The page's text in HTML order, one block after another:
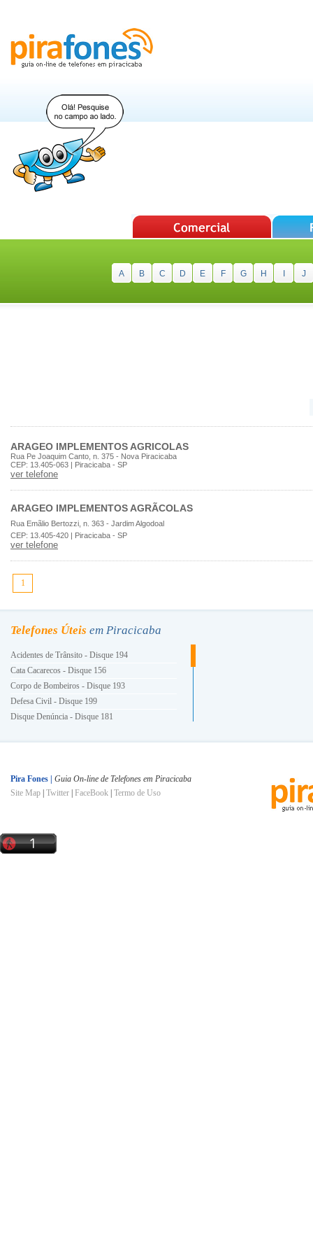
A B C D E F G H J
ARAGEO IMPLEMENTOS AGRICOLAS
Rua Pe Joaquim Canto, n. 375 - Nova Piracicaba
CEP: 13.405-063 | Piracicaba - SP
ver telefone
ARAGEO IMPLEMENTOS AGRÃCOLAS
Rua Emãlio Bertozzi, n. 363 - Jardim Algodoal
CEP: 13.405-420 | Piracicaba - SP
ver telefone
1
Telefones Úteis em Piracicaba
Acidentes de Trânsito - Disque 194
Cata Cacarecos - Disque 156
Corpo de Bombeiros - Disque 193
Defesa Civil - Disque 199
Disque Denúncia - Disque 181
INSS - Disque 0800 780191
Ligue Luz - Disque 0800 101010
Prefeitura e Você - Disque 156
Procon - Disque 151
Pira Fones | Guia On-line de Telefones em Piracicaba
Site Map Twitter FaceBook Termo de Uso